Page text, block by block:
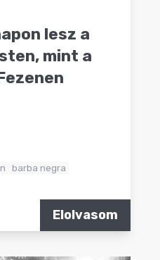
lesz a
mint a
barba negra
Elolvasom